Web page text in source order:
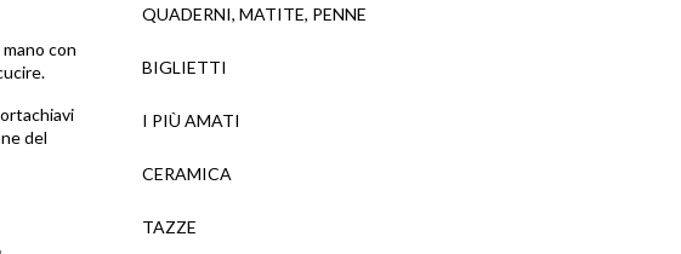
con
del
QUADERNI, MATITE, PENNE
BIGLIETTI
I PIÙ AMATI
CERAMICA
TAZZE